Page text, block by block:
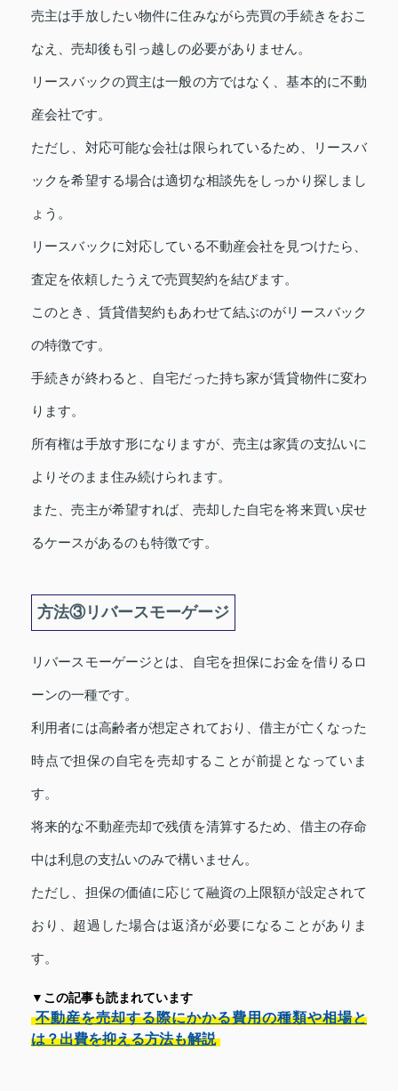
売主は手放したい物件に住みながら売買の手続きをおこ
なえ、売却後も引っ越しの必要がありません。
リースバックの買主は一般の方ではなく、基本的に不動
産会社です。
ただし、対応可能な会社は限られているため、リースバ
ックを希望する場合は適切な相談先をしっかり探しまし
ょう。
リースバックに対応している不動産会社を見つけたら、
査定を依頼したうえで売買契約を結びます。
このとき、賃貸借契約もあわせて結ぶのがリースバック
の特徴です。
手続きが終わると、自宅だった持ち家が賃貸物件に変わ
ります。
所有権は手放す形になりますが、売主は家賃の支払いに
よりそのまま住み続けられます。
また、売主が希望すれば、売却した自宅を将来買い戻せ
るケースがあるのも特徴です。
方法③リバースモーゲージ
リバースモーゲージとは、自宅を担保にお金を借りるロ
ーンの一種です。
利用者には高齢者が想定されており、借主が亡くなった
時点で担保の自宅を売却することが前提となっていま
す。
将来的な不動産売却で残債を清算するため、借主の存命
中は利息の支払いのみで構いません。
ただし、担保の価値に応じて融資の上限額が設定されて
おり、超過した場合は返済が必要になることがありま
す。
▼この記事も読まれています
不動産を売却する際にかかる費用の種類や相場と
は？出費を抑える方法も解説